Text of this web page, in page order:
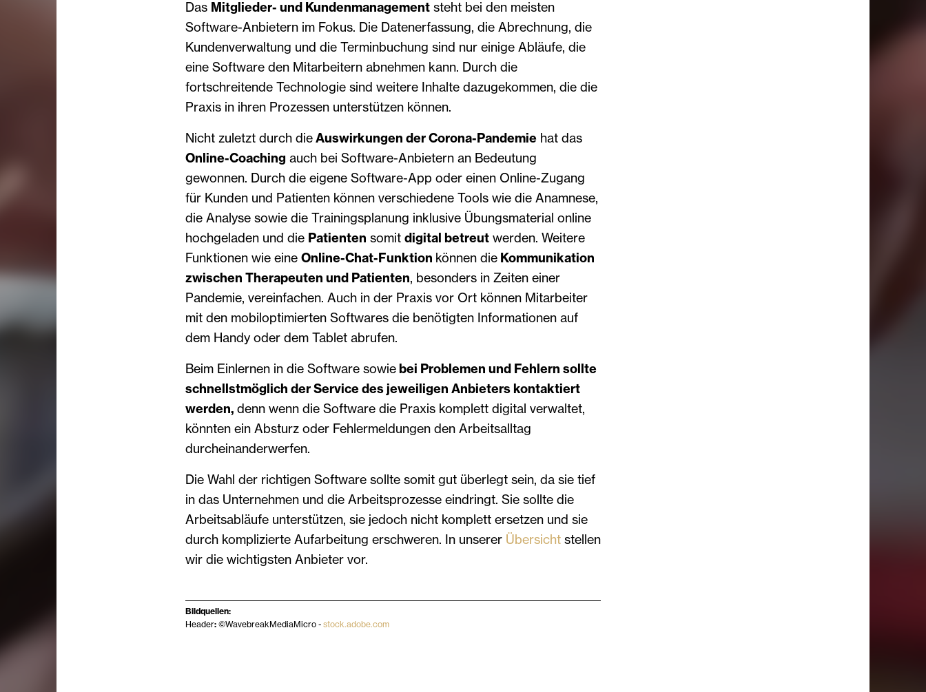
Das Mitglieder- und Kundenmanagementsteht bei den meisten
Software-Anbietern im Fokus. Die Datenerfassung, die Abrechnung, die
Kundenverwaltung und die Terminbuchung sind nur einige Abläufe, die
eine Software den Mitarbeitern abnehmen kann. Durch die
fortschreitende Technologie sind weitere Inhalte dazugekommen, die die
Praxis in ihren Prozessen unterstützen können.
Nicht zuletzt durch dieAuswirkungen der Corona-Pandemiehat das
Online-Coaching auch bei Software-Anbietern an Bedeutung
gewonnen. Durch die eigene Software-App oder einen Online-Zugang
für Kunden und Patienten können verschiedene Tools wie die Anamnese,
die Analyse sowie die Trainingsplanung inklusive Übungsmaterial online
hochgeladen und die Patienten somit digital betreutwerden. Weitere
Funktionen wie eine Online-Chat-Funktion können dieKommunikation
zwischen Therapeuten und Patienten, besonders in Zeiten einer
Pandemie, vereinfachen. Auch in der Praxis vor Ort können Mitarbeiter
mit den mobiloptimierten Softwares die benötigten Informationen auf
dem Handy oder dem Tablet abrufen.
Beim Einlernen in die Software sowiebei Problemen und Fehlern sollte
schnellstmöglich der Service des jeweiligen Anbieters kontaktiert
werden, denn wenn die Software die Praxis komplett digital verwaltet,
könnten ein Absturz oder Fehlermeldungen den Arbeitsalltag
durcheinanderwerfen.
Die Wahl der richtigen Software sollte somit gut überlegt sein, da sie tief
in das Unternehmen und die Arbeitsprozesse eindringt. Sie sollte die
Arbeitsabläufe unterstützen, sie jedoch nicht komplett ersetzen und sie
durch komplizierte Aufarbeitung erschweren. In unserer Übersichtstellen
wir die wichtigsten Anbieter vor.
Bildquellen:
Header: ©WavebreakMediaMicro - stock.adobe.com